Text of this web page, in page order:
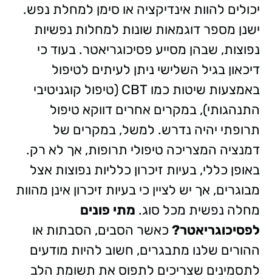
יכולים להוות אינדיקציה או סימן למחלת נפש.
ישנן מספר דוגמאות שונות למחלות נפשיות
נפוצות, שבהן מסייע פסיכוגריאטר. בעוד כי
דיכאון בגיל השלישי ניתן לעיתים לטיפול
באמצעות שיטות כמו CBT (טיפול קוגניטיבי
התנהגותי), במקרים אחרים דווקא טיפול
תרופתי יהיה נדרש. למשל, במקרים של
דמנציה המצריכה טיפולי תרופות, אך לא רק.
באופן כללי, בעיות זיכרון כלליות נפוצות אצל
מבוגרים, אך יש לציין כי בעיות זיכרון אינן מהוות
מחלה נפשית מכל סוג. מתי פונים
לפסיכוגריאטר? כאשר הסבים, הסבתות או
ההורים שלנו מתבגרים, חשוב להיות מודעים
לתסמינים שצריכים לתפוס את תשומת הלב